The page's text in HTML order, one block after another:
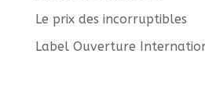
Le prix des incorruptibles
Label Ouverture